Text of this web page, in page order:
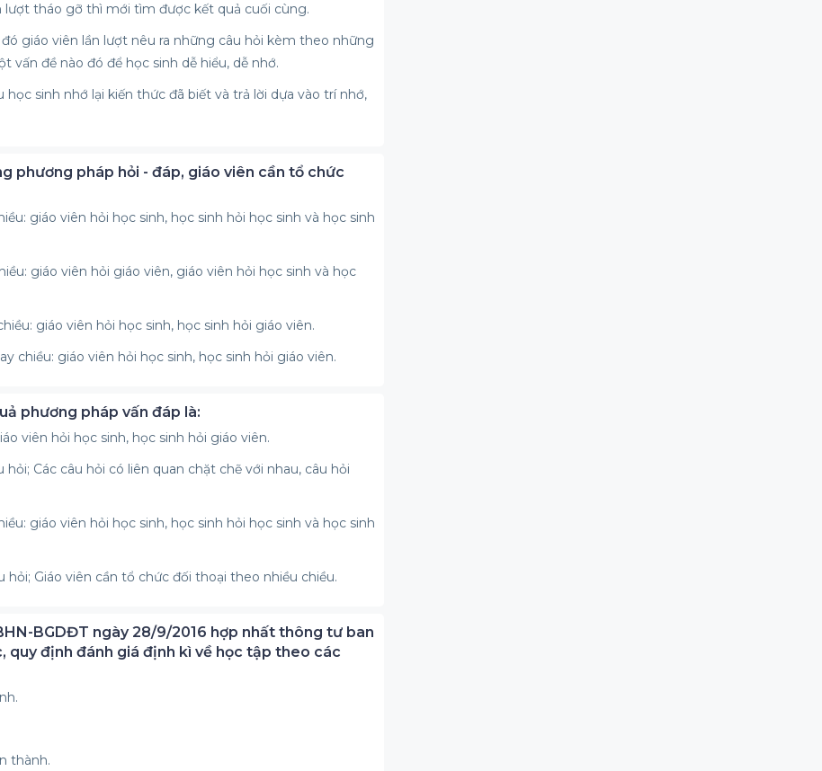
lượt tháo gỡ thì mới tìm được kết quả cuối cùng.
giáo viên lần lượt nêu ra những câu hỏi kèm theo những
đề nào đó để học sinh dễ hiểu, dễ nhớ.
sinh nhớ lại kiến thức đã biết và trả lời dựa vào trí nhớ,
phương pháp hỏi - đáp, giáo viên cần tổ chức
giáo viên hỏi học sinh, học sinh hỏi học sinh và học sinh
giáo viên hỏi giáo viên, giáo viên hỏi học sinh và học
giáo viên hỏi học sinh, học sinh hỏi giáo viên.
chiều: giáo viên hỏi học sinh, học sinh hỏi giáo viên.
phương pháp vấn đáp là:
viên hỏi học sinh, học sinh hỏi giáo viên.
Các câu hỏi có liên quan chặt chẽ với nhau, câu hỏi
giáo viên hỏi học sinh, học sinh hỏi học sinh và học sinh
Giáo viên cần tổ chức đối thoại theo nhiều chiều.
BGDĐT ngày 28/9/2016 hợp nhất thông tư ban
quy định đánh giá định kì về học tập theo các
thành.